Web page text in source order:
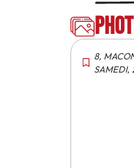
8,
SAMEDI,